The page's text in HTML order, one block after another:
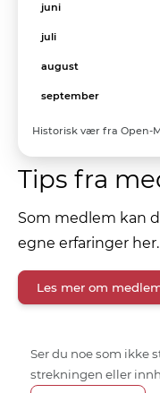
juni
juli
august
september
Historisk vær fra Open-
Tips fra
Som medlem kan
egne erfaringer her.
Les mer om
Ser du noe som ikke
strekningen eller